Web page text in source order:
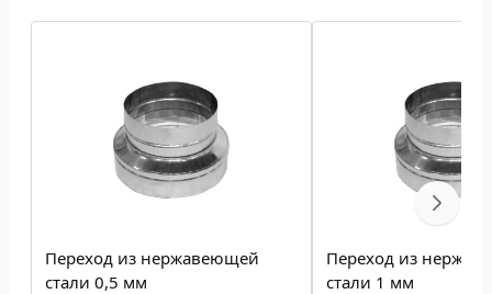
Переход из нержавеющей
стали 0,5 мм
Переход из
стали 1 мм